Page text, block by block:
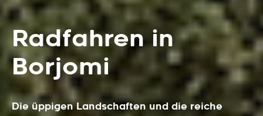
Radfahren in
Borjomi
Die üppigen Landschaften und die reiche